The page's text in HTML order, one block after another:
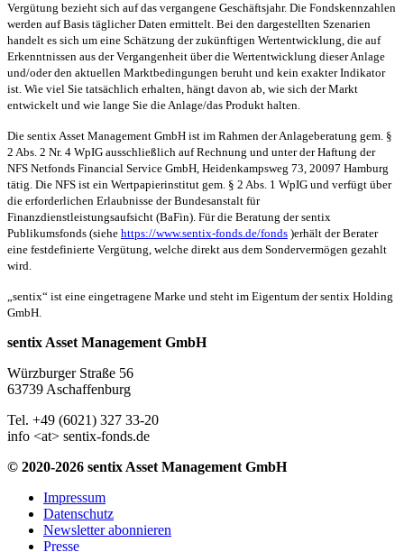
Vergütung bezieht sich auf das vergangene Geschäftsjahr. Die Fondskennzahlen
werden auf Basis täglicher Daten ermittelt. Bei den dargestellten Szenarien
handelt es sich um eine Schätzung der zukünftigen Wertentwicklung, die auf
Erkenntnissen aus der Vergangenheit über die Wertentwicklung dieser Anlage
und/oder den aktuellen Marktbedingungen beruht und kein exakter Indikator
ist. Wie viel Sie tatsächlich erhalten, hängt davon ab, wie sich der Markt
entwickelt und wie lange Sie die Anlage/das Produkt halten.
Die sentix Asset Management GmbH ist im Rahmen der Anlageberatung gem. §
2 Abs. 2 Nr. 4 WpIG ausschließlich auf Rechnung und unter der Haftung der
NFS Netfonds Financial Service GmbH, Heidenkampsweg 73, 20097 Hamburg
tätig. Die NFS ist ein Wertpapierinstitut gem. § 2 Abs. 1 WpIG und verfügt über
die erforderlichen Erlaubnisse der Bundesanstalt für
Finanzdienstleistungsaufsicht (BaFin). Für die Beratung der sentix
Publikumsfonds (siehe https://www.sentix-fonds.de/fonds )erhält der Berater
eine festdefinierte Vergütung, welche direkt aus dem Sondervermögen gezahlt
wird.
„sentix“ ist eine eingetragene Marke und steht im Eigentum der sentix Holding
GmbH.
sentix Asset Management GmbH
Würzburger Straße 56
63739 Aschaffenburg
Tel. +49 (6021) 327 33-20
info <at> sentix-fonds.de
© 2020-2026 sentix Asset Management GmbH
Impressum
Datenschutz
Newsletter abonnieren
Presse